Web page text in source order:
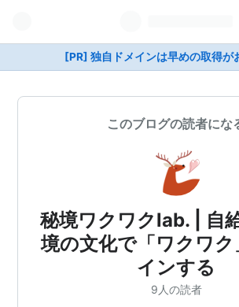
[PR] 独自ドメインは早めの取得が
このブログの読者にな
秘境ワクワクlab. | 自
境の文化で「ワクワ
インする
9人の読者